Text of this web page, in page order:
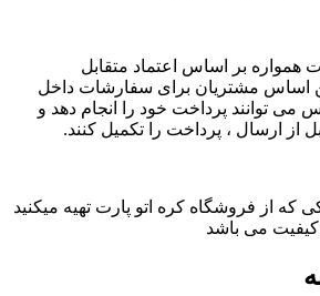
همواره بر اساس اعتماد متقابل
اساس مشتریان برای سفارشات داخل
می توانند پرداخت خود را انجام دهد و
از ارسال ، پرداخت را تکمیل کنند.
که از فروشگاه کره اتو پارت تهیه میکنید
می باشد